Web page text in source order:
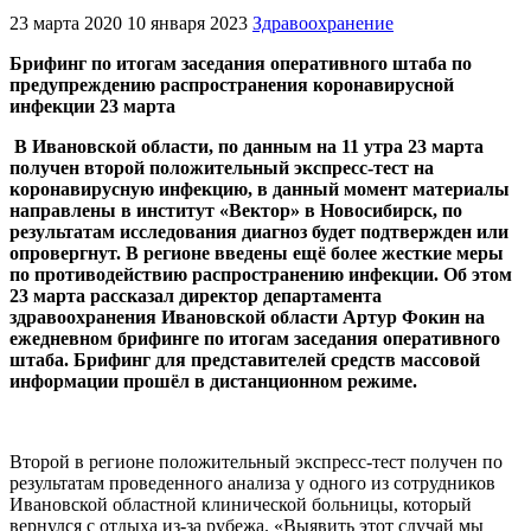
23 марта 2020 10 января 2023 Здравоохранение
Брифинг по итогам заседания оперативного штаба по
предупреждению распространения коронавирусной
инфекции 23 марта
В Ивановской области, по данным на 11 утра 23 марта
получен второй положительный экспресс-тест на
коронавирусную инфекцию, в данный момент материалы
направлены в институт «Вектор» в Новосибирск, по
результатам исследования диагноз будет подтвержден или
опровергнут. В регионе введены ещё более жесткие меры
по противодействию распространению инфекции. Об этом
23 марта рассказал директор департамента
здравоохранения Ивановской области Артур Фокин на
ежедневном брифинге по итогам заседания оперативного
штаба. Брифинг для представителей средств массовой
информации прошёл в дистанционном режиме.
Второй в регионе положительный экспресс-тест получен по
результатам проведенного анализа у одного из сотрудников
Ивановской областной клинической больницы, который
вернулся с отдыха из-за рубежа. «Выявить этот случай мы